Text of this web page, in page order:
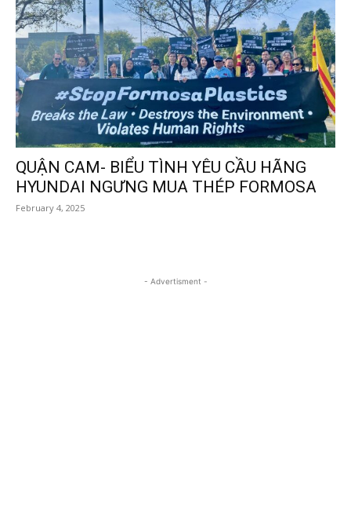
QUẬN CAM- BIỂU TÌNH YÊU CẦU HÃNG
HYUNDAI NGƯNG MUA THÉP FORMOSA
February 4, 2025
- Advertisment -